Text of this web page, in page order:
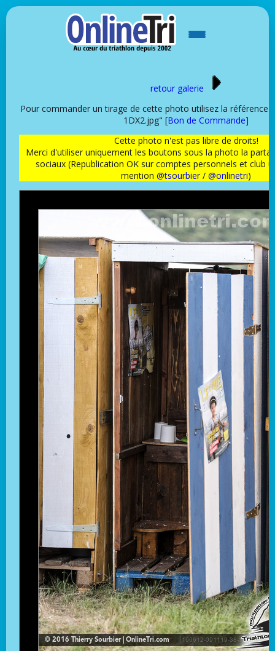
retour galerie
Pour commander un tirage de cette photo utilisez la référence
1DX2.jpg" [Bon de Commande]
Cette photo n'est pas libre de droits!
Merci d'utiliser uniquement les boutons sous la photo la
sociaux (Republication OK sur comptes personnels et club
mention @tsourbier/ @onlinetri)